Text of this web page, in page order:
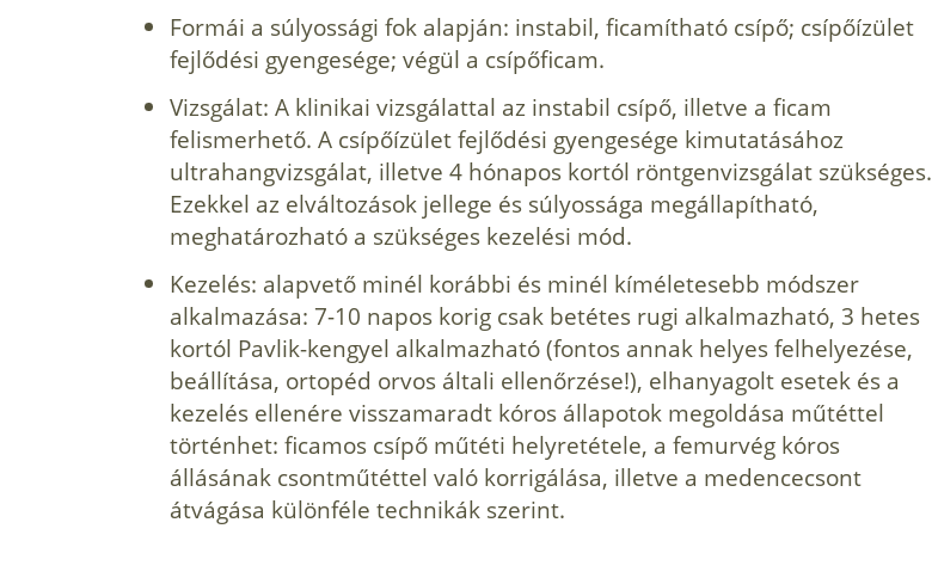
Formái a súlyossági fok alapján: instabil, ficamítható csípő; csípőízület
fejlődési gyengesége; végül a csípőficam.
Vizsgálat: A klinikai vizsgálattal az instabil csípő, illetve a ficam
felismerhető. A csípőízület fejlődési gyengesége kimutatásához
ultrahang­vizsgálat, illetve 4 hónapos kortól röntgenvizsgálat szükséges.
Ezekkel az el­változások jellege és súlyossága megállapítható,
meghatározható a szükséges kezelési mód.
Kezelés: alapvető minél korábbi és minél kíméletesebb módszer
alkalmazása: 7-10 napos korig csak betétes rugi alkalmazható, 3 hetes
kor­tól Pavlik-kengyel alkalmazható (fontos annak helyes felhelyezése,
beállítá­sa, ortopéd orvos általi ellenőrzése!), elhanyagolt esetek és a
kezelés ellenére visszamaradt kóros állapotok megoldása műtéttel
történhet: ficamos csípő műtéti helyretétele, a femurvég kóros
állásának csontműtéttel való korrigá­lása, illetve a medencecsont
átvágása különféle technikák szerint.